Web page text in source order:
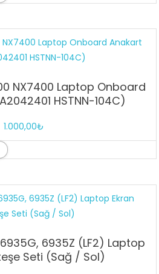
NX7400 Laptop Onboard
HSTNN-104C)
1.000,00₺
6935Z (LF2) Laptop
Seti (Sağ / Sol)